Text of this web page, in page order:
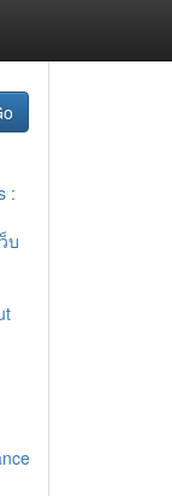
:
บ